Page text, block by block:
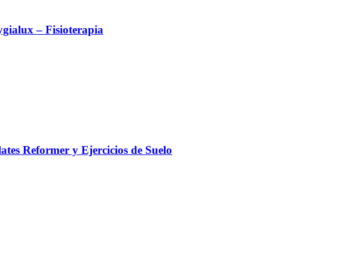
– Fisioterapia
Reformer y Ejercicios de Suelo